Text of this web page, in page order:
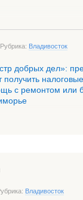
Рубрика: Владивосток
добрых дел»:
получить
с ремонтом или
Владивосток